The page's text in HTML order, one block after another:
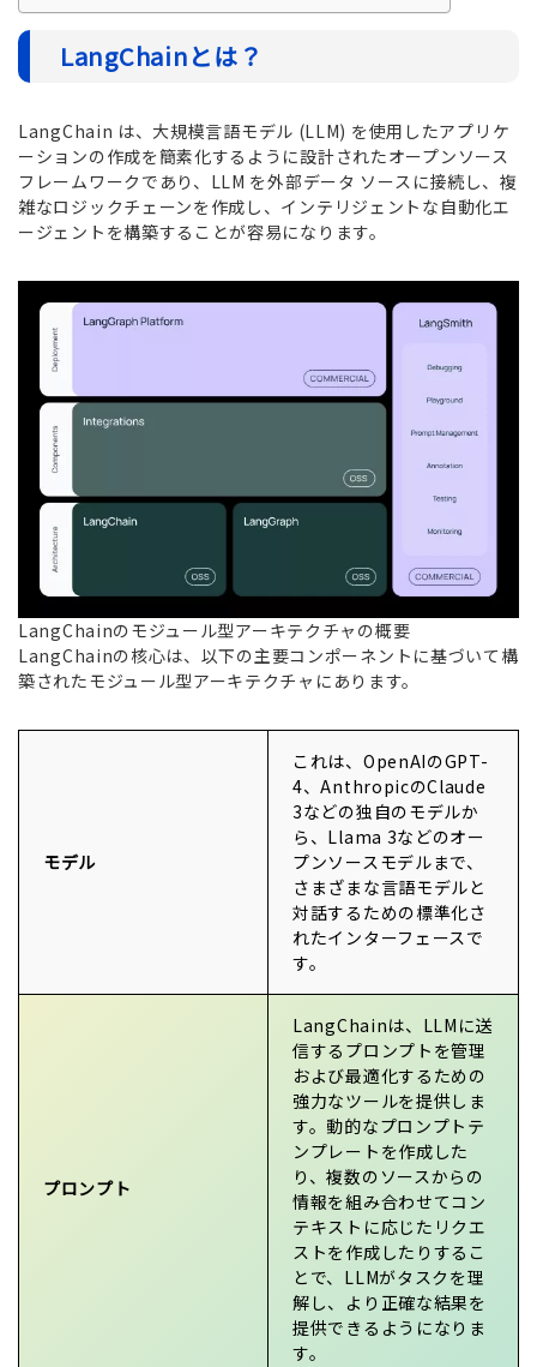
LangChainとは？
LangChain は、大規模言語モデル (LLM) を使用したアプリケ
ーションの作成を簡素化するように設計されたオープンソース
フレームワークであり、LLM を外部データ ソースに接続し、複
雑なロジックチェーンを作成し、インテリジェントな自動化エ
ージェントを構築することが容易になります。
LangChainのモジュール型アーキテクチャの概要
LangChainの核心は、以下の主要コンポーネントに基づいて構
築されたモジュール型アーキテクチャにあります。
モデル
これは、OpenAIのGPT-
4、AnthropicのClaude
3などの独自のモデルか
ら、Llama 3などのオー
プンソースモデルまで、
さまざまな言語モデルと
対話するための標準化さ
れたインターフェースで
す。
プロンプト
LangChainは、LLMに送
信するプロンプトを管理
および最適化するための
強力なツールを提供しま
す。動的なプロンプトテ
ンプレートを作成した
り、複数のソースからの
情報を組み合わせてコン
テキストに応じたリクエ
ストを作成したりするこ
とで、LLMがタスクを理
解し、より正確な結果を
提供できるようになりま
す。